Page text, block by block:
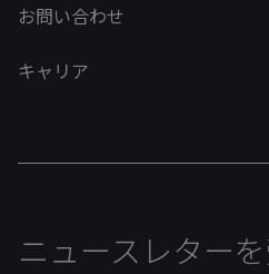
お問い合わせ
キャリア
ニュースレター